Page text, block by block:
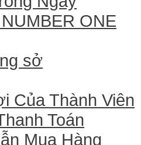
ONE
sở
Của Thành Viên
Toán
Mua Hàng